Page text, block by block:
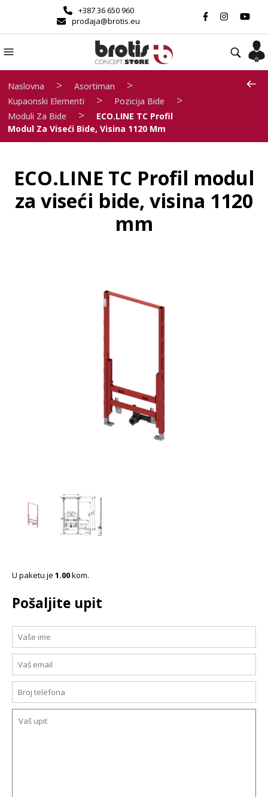
+387 36 650 960
prodaja@brotis.eu
Naslovna > Asortiman >
Kupaonski Elementi > Pozicija Bide >
Moduli Za Bide >
ECO.LINE TC Profil
Modul Za Viseći Bide, Visina 1120 Mm
ECO.LINE TC Profil modul
za viseći bide, visina 1120
mm
U paketu je 1.00kom.
Pošaljite upit